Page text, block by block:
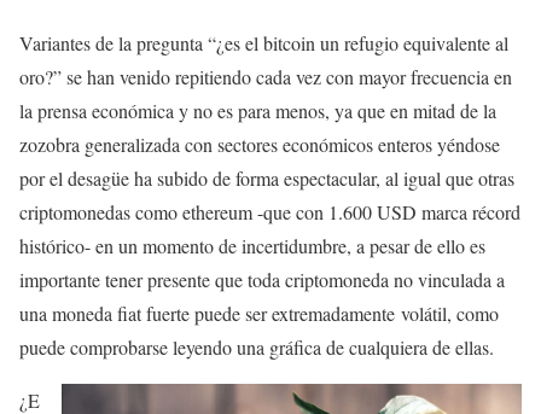
Variantes de la pregunta “¿es el bitcoin un refugio equivalente al
oro?” se han venido repitiendo cada vez con mayor frecuencia en
la prensa económica y no es para menos, ya que en mitad de la
zozobra generalizada con sectores económicos enteros yéndose
por el desagüe ha subido de forma espectacular, al igual que otras
criptomonedas como ethereum -que con 1.600 USD marca récord
histórico- en un momento de incertidumbre, a pesar de ello es
importante tener presente que toda criptomoneda no vinculada a
una moneda fiat fuerte puede ser extremadamente volátil, como
puede comprobarse leyendo una gráfica de cualquiera de ellas.
¿E